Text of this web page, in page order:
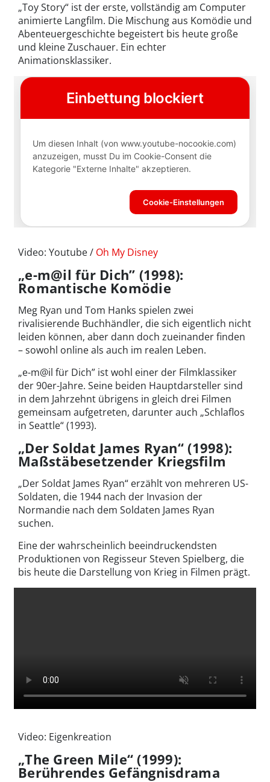
„Toy Story“ ist der erste, vollständig am Computer
animierte Langfilm. Die Mischung aus Komödie und
Abenteuergeschichte begeistert bis heute große
und kleine Zuschauer. Ein echter
Animationsklassiker.
Video: Youtube / Oh My Disney
„e-m@il für Dich” (1998):
Romantische Komödie
Meg Ryan und Tom Hanks spielen zwei
rivalisierende Buchhändler, die sich eigentlich nicht
leiden können, aber dann doch zueinander finden
– sowohl online als auch im realen Leben.
„e-m@il für Dich” ist wohl einer der Filmklassiker
der 90er-Jahre. Seine beiden Hauptdarsteller sind
in dem Jahrzehnt übrigens in gleich drei Filmen
gemeinsam aufgetreten, darunter auch „Schlaflos
in Seattle“ (1993).
„Der Soldat James Ryan“ (1998):
Maßstäbesetzender Kriegsfilm
„Der Soldat James Ryan“ erzählt von mehreren US-
Soldaten, die 1944 nach der Invasion der
Normandie nach dem Soldaten James Ryan
suchen.
Eine der wahrscheinlich beeindruckendsten
Produktionen von Regisseur Steven Spielberg, die
bis heute die Darstellung von Krieg in Filmen prägt.
Video: Eigenkreation
„The Green Mile“ (1999):
Berührendes Gefängnisdrama